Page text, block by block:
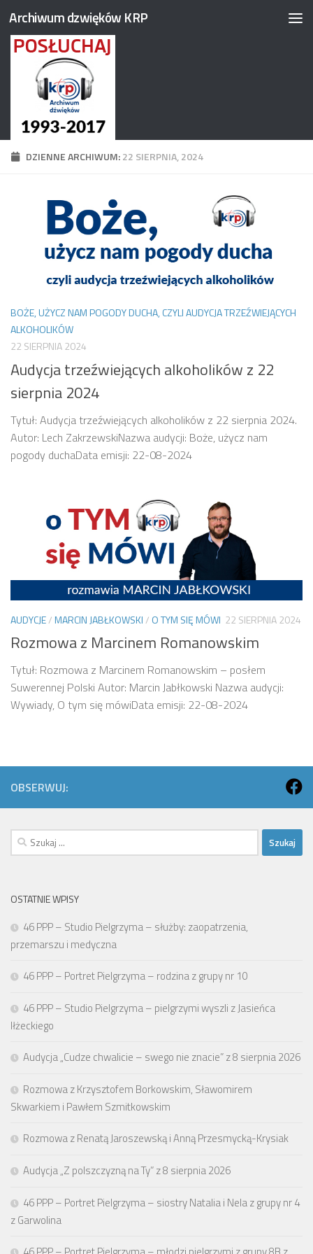
Przejdź do treści
Archiwum dzwięków KRP
DZIENNE ARCHIWUM:22 SIERPNIA, 2024
BOŻE, UŻYCZ NAM POGODY DUCHA, CZYLI AUDYCJA TRZEŹWIEJĄCYCH
ALKOHOLIKÓW
22 SIERPNIA 2024
Audycja trzeźwiejących alkoholików z 22
sierpnia 2024
Tytuł: Audycja trzeźwiejących alkoholików z 22 sierpnia 2024.
Autor: Lech ZakrzewskiNazwa audycji: Boże, użycz nam
pogody duchaData emisji: 22-08-2024
AUDYCJE/MARCIN JABŁKOWSKI/ O TYM SIĘ MÓWI 22 SIERPNIA 2024
Rozmowa z Marcinem Romanowskim
Tytuł: Rozmowa z Marcinem Romanowskim – posłem
Suwerennej Polski Autor: Marcin Jabłkowski Nazwa audycji:
Wywiady, O tym się mówiData emisji: 22-08-2024
OBSERWUJ:
Szukaj:
OSTATNIE WPISY
46 PPP – Studio Pielgrzyma – służby: zaopatrzenia,
przemarszu i medyczna
46 PPP – Portret Pielgrzyma – rodzina z grupy nr 10
46 PPP – Studio Pielgrzyma – pielgrzymi wyszli z Jasieńca
Iłżeckiego
Audycja „Cudze chwalicie – swego nie znacie” z 8 sierpnia 2026
Rozmowa z Krzysztofem Borkowskim, Sławomirem
Skwarkiem i Pawłem Szmitkowskim
Rozmowa z Renatą Jaroszewską i Anną Przesmycką-Krysiak
Audycja „Z polszczyzną na Ty” z 8 sierpnia 2026
46 PPP – Portret Pielgrzyma – siostry Natalia i Nela z grupy nr 4
z Garwolina